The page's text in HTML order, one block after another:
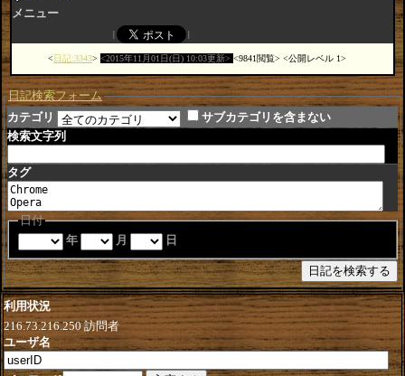
メニュー
日記:3343 2015年11月01日(日) 10:03更新 9841閲覧 公開レベル 1
日記検索フォーム
カテゴリ
サブカテゴリを含まない
検索文字列
タグ
日付
年
月 日
利用状況
216.73.216.250訪問者
ユーザ名